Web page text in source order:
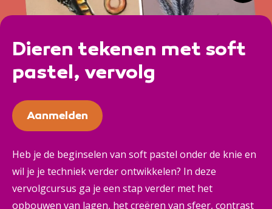
Dieren tekenen met soft
pastel, vervolg
Aanmelden
Heb je de beginselen van soft pastel onder de knie en
wil je je techniek verder ontwikkelen? In deze
vervolgcursus ga je een stap verder met het
opbouwen van lagen, het creëren van sfeer, contrast